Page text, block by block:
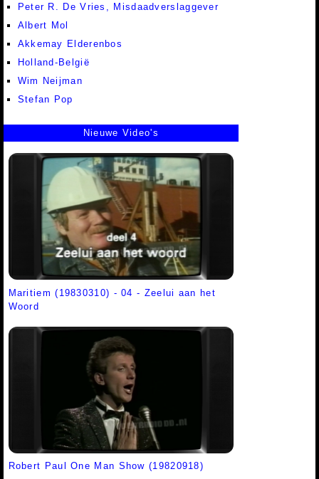
Peter R. De Vries, Misdaadverslaggever
Albert Mol
Akkemay Elderenbos
Holland-België
Wim Neijman
Stefan Pop
Nieuwe Video's
Maritiem (19830310) - 04 - Zeelui aan het
Woord
Robert Paul One Man Show (19820918)